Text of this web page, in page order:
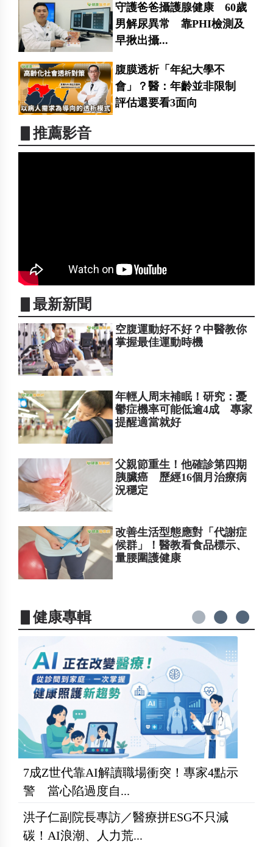
守護爸爸攝護腺健康 60歲
男解尿異常 靠PHI檢測及
早揪出攝...
腹膜透析「年紀大學不
會」？醫：年齡並非限制
評估還要看3面向
▋推薦影音
▋最新新聞
空腹運動好不好？中醫教你
掌握最佳運動時機
年輕人周末補眠！研究：憂
鬱症機率可能低逾4成 專家
提醒適當就好
父親節重生！他確診第四期
胰臟癌 歷經16個月治療病
況穩定
改善生活型態應對「代謝症
候群」！醫教看食品標示、
量腰圍護健康
▋健康專輯
7成Z世代靠AI解讀職場衝突！專家4點示
警 當心陷過度自...
洪子仁副院長專訪／醫療拼ESG不只減
碳！AI浪潮、人力荒...